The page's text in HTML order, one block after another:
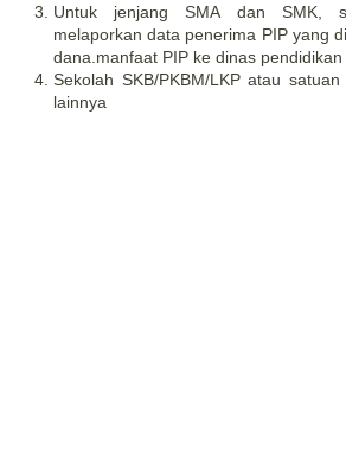
Untuk jenjang SMA dan SMK,
melaporkan data penerima PIP yang
dana.manfaat PIP ke dinas
Sekolah SKB/PKBM/LKP atau
lainnya